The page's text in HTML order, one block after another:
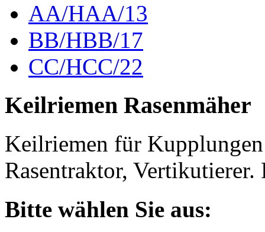
AA/HAA/13
BB/HBB/17
CC/HCC/22
Keilriemen Rasenmäher
Keilriemen für Kupplungen
Rasentraktor,
Bitte wählen Sie aus: